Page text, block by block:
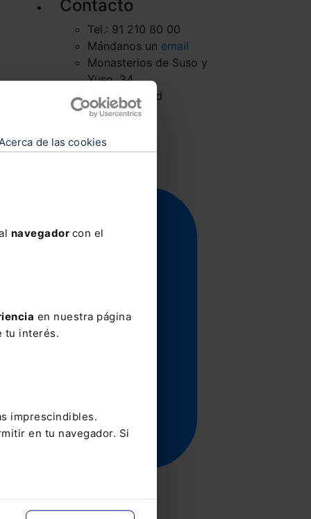
de las cookies
navegador con el
en nuestra página
tu interés.
imprescindibles.
en tu navegador. Si
Contacto
Tel.: 91 210 80 00
Mándanos un email
Monasterios de Suso y
Yuso, 34
28049 Madrid